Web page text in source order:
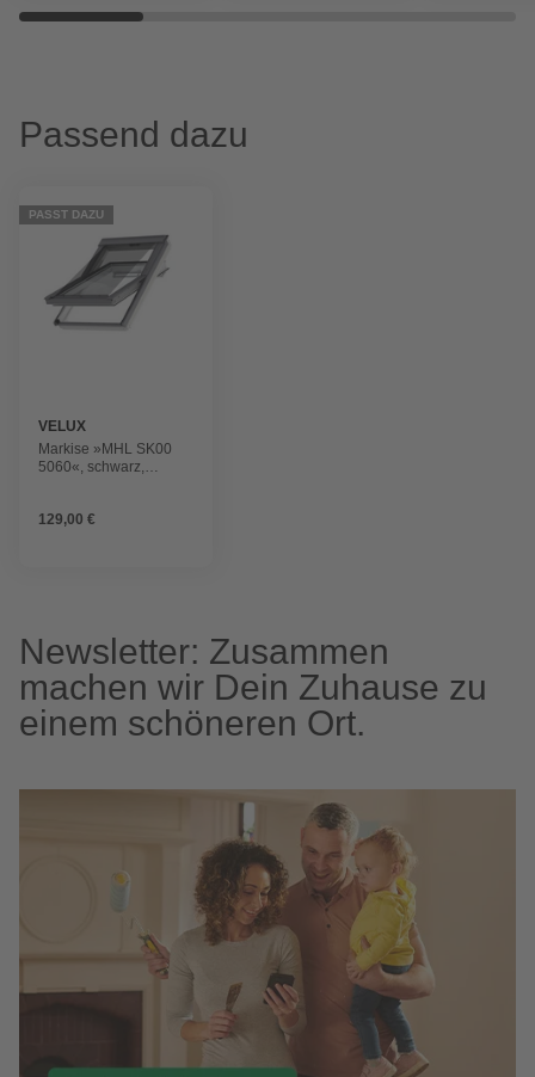
Passend dazu
PASST DAZU
VELUX
Markise »MHL SK00
5060«, schwarz,
129,00 €
Newsletter: Zusammen
machen wir Dein Zuhause zu
einem schöneren Ort.